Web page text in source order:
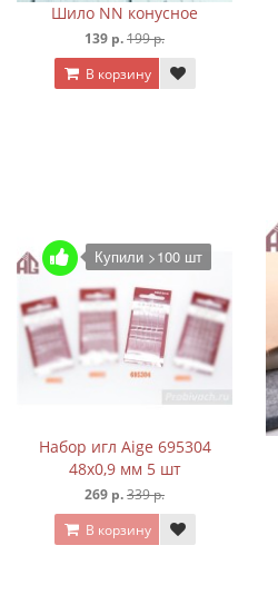
Шило NN конусное
139 р.199 р.
В корзину
Купили >100 шт
Набор игл Aige 695304
48х0,9 мм 5 шт
269 р.339 р.
В корзину